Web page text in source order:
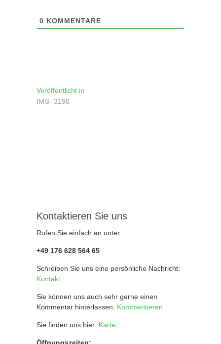
0 KOMMENTARE
Beitragsnavigation
Veröffentlicht in
IMG_3190
Kontaktieren Sie uns
Rufen Sie einfach an unter:
+49 176 628 564 65
Schreiben Sie uns eine persönliche Nachricht:
Kontakt
Sie können uns auch sehr gerne einen
Kommentar hinterlassen: Kommentieren
Sie finden uns hier: Karte